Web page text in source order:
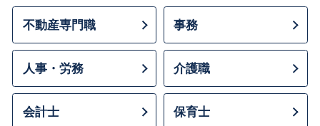
不動産専門職 事務
人事・労務 介護職
会計士 保育士